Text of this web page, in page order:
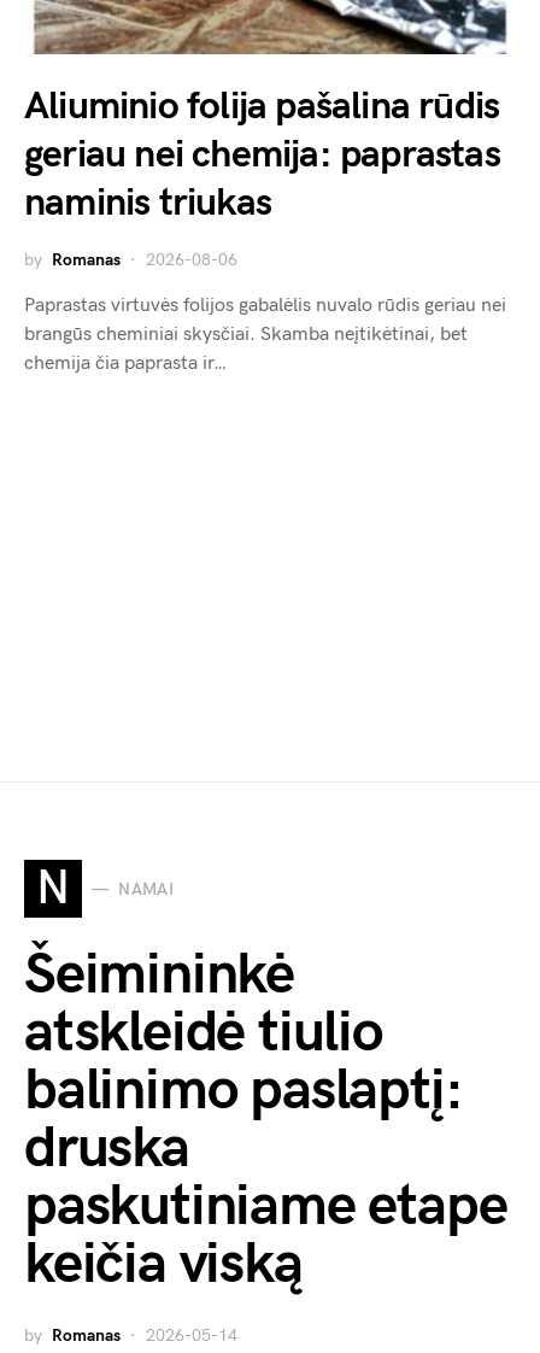
Aliuminio folija pašalina rūdis
geriau nei chemija: paprastas
naminis triukas
by Romanas 2026-08-06
Paprastas virtuvės folijos gabalėlis nuvalo rūdis geriau nei
brangūs cheminiai skysčiai. Skamba neįtikėtinai, bet
chemija čia paprasta ir…
N NAMAI
Šeimininkė
atskleidė tiulio
balinimo paslaptį:
druska
paskutiniame etape
keičia viską
by Romanas 2026-05-14